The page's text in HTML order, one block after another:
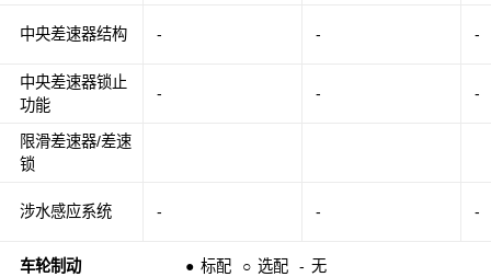
中央差速器结构
中央差速器锁止
功能
限滑差速器/差速
锁
涉水感应系统
车轮制动 ● 标配 ○ 选配 - 无
- - -
- - -
- - -